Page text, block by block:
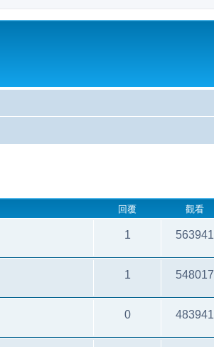
回覆 觀看
1 563941
1 548017
0 483941